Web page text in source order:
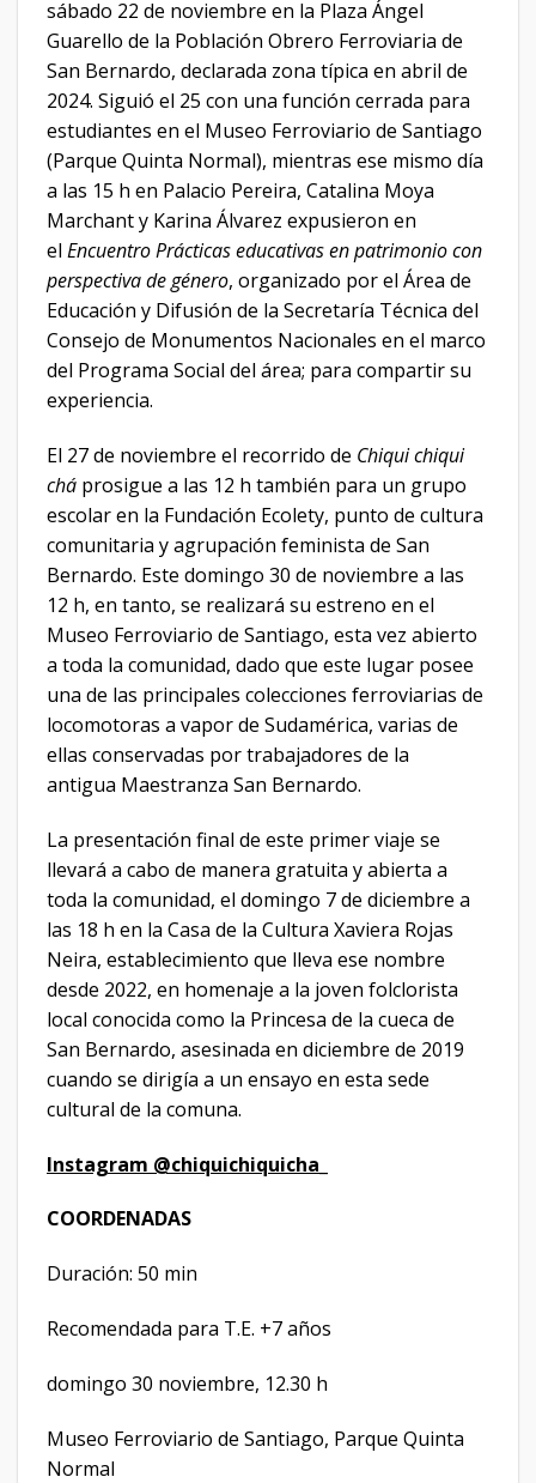
sábado 22 de noviembre en la Plaza Ángel
Guarello de la Población Obrero Ferroviaria de
San Bernardo, declarada zona típica en abril de
2024. Siguió el 25 con una función cerrada para
estudiantes en el Museo Ferroviario de Santiago
(Parque Quinta Normal), mientras ese mismo día
a las 15 h en Palacio Pereira, Catalina Moya
Marchant y Karina Álvarez expusieron en
el Encuentro Prácticas educativas en patrimonio con
perspectiva de género, organizado por el Área de
Educación y Difusión de la Secretaría Técnica del
Consejo de Monumentos Nacionales en el marco
del Programa Social del área; para compartir su
experiencia.
El 27 de noviembre el recorrido de Chiqui chiqui
chá prosigue a las 12 h también para un grupo
escolar en la Fundación Ecolety, punto de cultura
comunitaria y agrupación feminista de San
Bernardo. Este domingo 30 de noviembre a las
12 h, en tanto, se realizará su estreno en el
Museo Ferroviario de Santiago, esta vez abierto
a toda la comunidad, dado que este lugar posee
una de las principales colecciones ferroviarias de
locomotoras a vapor de Sudamérica, varias de
ellas conservadas por trabajadores de la
antigua Maestranza San Bernardo.
La presentación final de este primer viaje se
llevará a cabo de manera gratuita y abierta a
toda la comunidad, el domingo 7 de diciembre a
las 18 h en la Casa de la Cultura Xaviera Rojas
Neira, establecimiento que lleva ese nombre
desde 2022, en homenaje a la joven folclorista
local conocida como la Princesa de la cueca de
San Bernardo, asesinada en diciembre de 2019
cuando se dirigía a un ensayo en esta sede
cultural de la comuna.
Instagram @chiquichiquicha_
COORDENADAS
Duración: 50 min
Recomendada para T.E. +7 años
domingo 30 noviembre, 12.30 h
Museo Ferroviario de Santiago, Parque Quinta
Normal